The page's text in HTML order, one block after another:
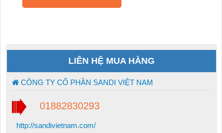
LIÊN HỆ MUA HÀNG
CÔNG TY CỔ PHẦN SANDI VIỆT NAM
01882830293
http://sandivietnam.com/